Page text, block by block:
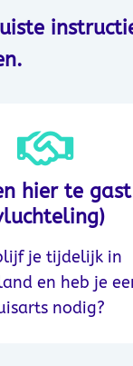
hier te gast
je tijdelijk in
en heb je
nodig?